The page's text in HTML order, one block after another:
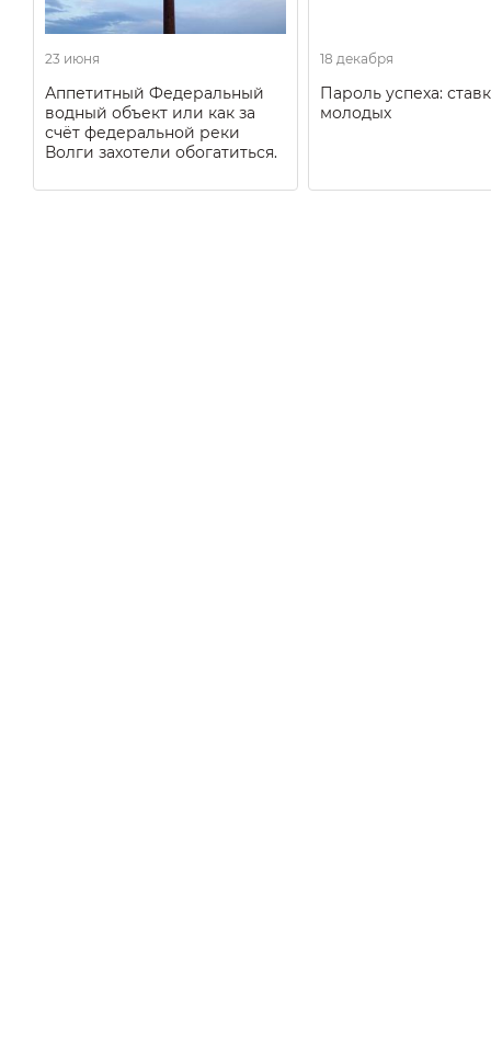
23 июня
Аппетитный Федеральный
водный объект или как за
счёт федеральной реки
Волги захотели обогатиться.
18 декабря
Пароль успеха:
молодых